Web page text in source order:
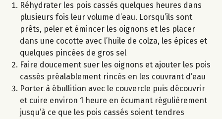
Réhydrater les pois cassés quelques heures dans
plusieurs fois leur volume d’eau. Lorsqu’ils sont
prêts, peler et émincer les oignons et les placer
dans une cocotte avec l’huile de colza, les épices et
quelques pincées de gros sel
Faire doucement suer les oignons et ajouter les pois
cassés préalablement rincés en les couvrant d’eau
Porter à ébullition avec le couvercle puis découvrir
et cuire environ 1 heure en écumant régulièrement
jusqu’à ce que les pois cassés soient tendres